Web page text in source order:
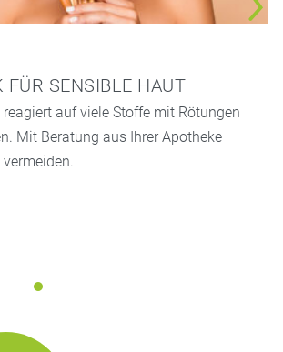
FÜR SENSIBLE HAUT
auf viele Stoffe mit Rötungen
Mit Beratung aus Ihrer Apotheke